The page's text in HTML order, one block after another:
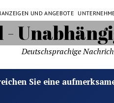
UND ANGEBOTE
Deutschsprachige
Sie eine